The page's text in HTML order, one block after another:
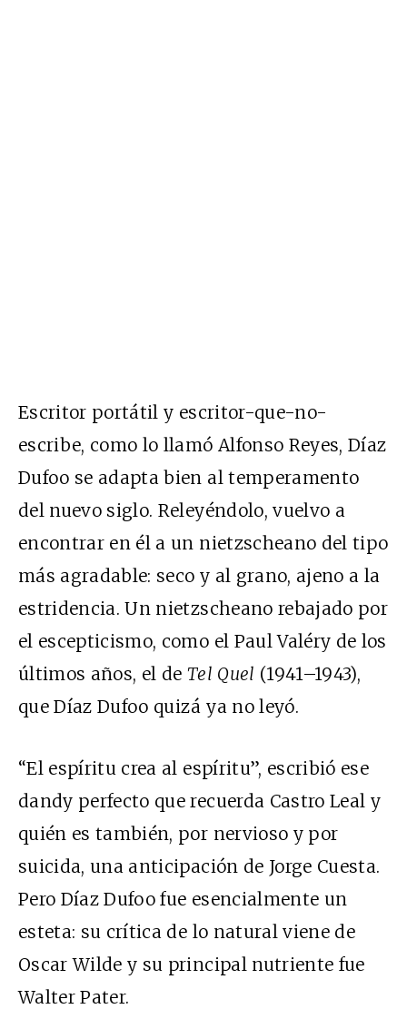
Escritor portátil y escritor-que-no-
escribe, como lo llamó Alfonso Reyes, Díaz
Dufoo se adapta bien al temperamento
del nuevo siglo. Releyéndolo, vuelvo a
encontrar en él a un nietzscheano del tipo
más agradable: seco y al grano, ajeno a la
estridencia. Un nietzscheano rebajado por
el escepticismo, como el Paul Valéry de los
últimos años, el de Tel Quel (1941–1943),
que Díaz Dufoo quizá ya no leyó.
“El espíritu crea al espíritu”, escribió ese
dandy perfecto que recuerda Castro Leal y
quién es también, por nervioso y por
suicida, una anticipación de Jorge Cuesta.
Pero Díaz Dufoo fue esencialmente un
esteta: su crítica de lo natural viene de
Oscar Wilde y su principal nutriente fue
Walter Pater.